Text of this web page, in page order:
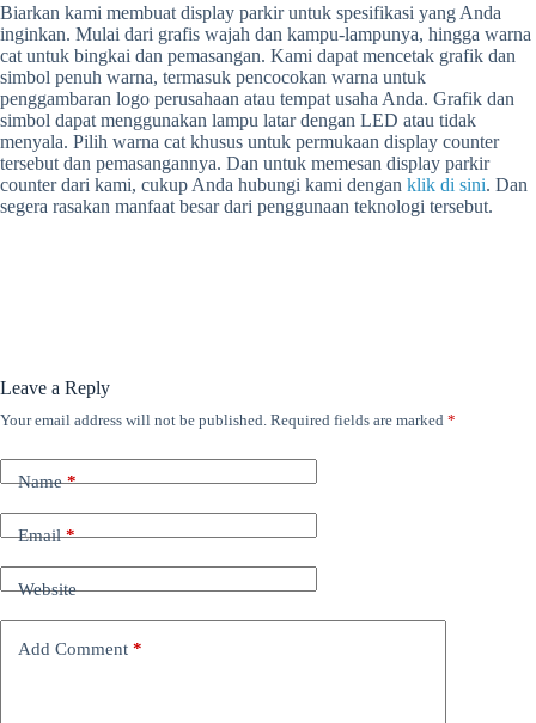
Biarkan kami membuat display parkir untuk spesifikasi yang Anda
inginkan. Mulai dari grafis wajah dan kampu-lampunya, hingga warna
cat untuk bingkai dan pemasangan. Kami dapat mencetak grafik dan
simbol penuh warna, termasuk pencocokan warna untuk
penggambaran logo perusahaan atau tempat usaha Anda. Grafik dan
simbol dapat menggunakan lampu latar dengan LED atau tidak
menyala. Pilih warna cat khusus untuk permukaan display counter
tersebut dan pemasangannya. Dan untuk memesan display parkir
counter dari kami, cukup Anda hubungi kami dengan klik di sini. Dan
segera rasakan manfaat besar dari penggunaan teknologi tersebut.
Leave a Reply
Your email address will not be published. Required fields are marked *
Name*
Email*
Website
Add Comment *